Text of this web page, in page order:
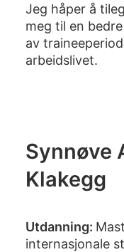
Jeg håper å
meg til en
av
arbeidslivet.
Synnøve
Klakegg
Utdanning:
internasjonale